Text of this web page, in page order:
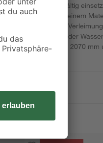
Suche nach vielfältig
Sie besteht aus einem
kannst. Mit der
der Feuchte- oder
mm, eine Breite von 2070 mm